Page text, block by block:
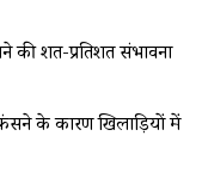
की शत-प्रतिशत संभावना
के कारण खिलाड़ियों में